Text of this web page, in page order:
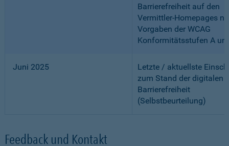
Barrierefreiheit auf den
Vermittler-Homepages
Vorgaben der WCAG
Konformitätsstufen A
Juni 2025
Letzte / aktuellste
zum Stand der digitalen
Barrierefreiheit
(Selbstbeurteilung)
Feedback und Kontakt